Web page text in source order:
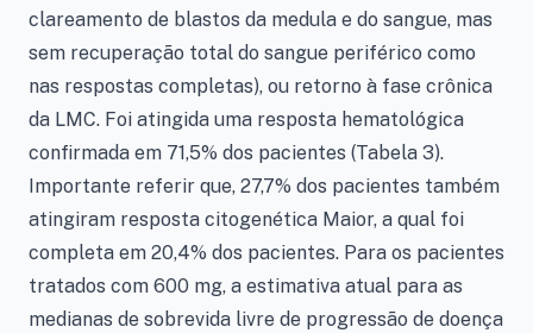
clareamento de blastos da medula e do sangue, mas
sem recuperação total do sangue periférico como
nas respostas completas), ou retorno à fase crônica
da LMC. Foi atingida uma resposta hematológica
confirmada em 71,5% dos pacientes (Tabela 3).
Importante referir que, 27,7% dos pacientes também
atingiram resposta citogenética Maior, a qual foi
completa em 20,4% dos pacientes. Para os pacientes
tratados com 600 mg, a estimativa atual para as
medianas de sobrevida livre de progressão de doença